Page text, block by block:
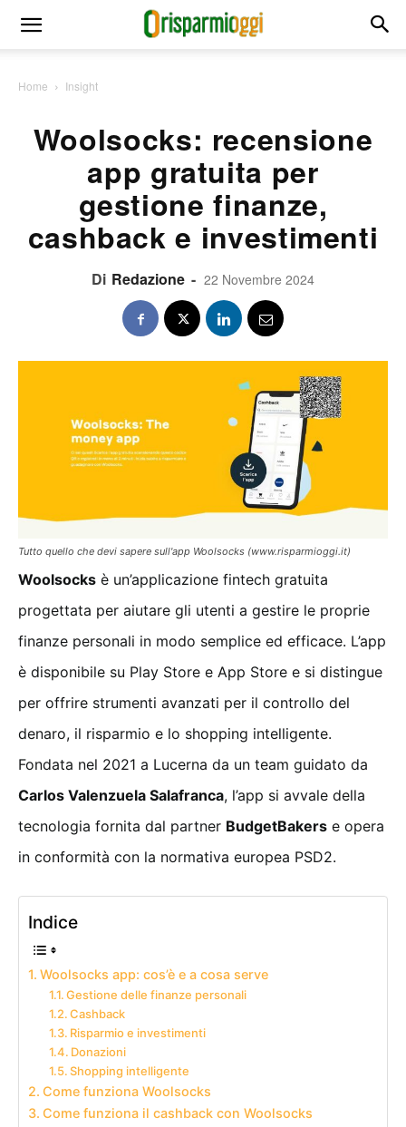
Home Insight
Woolsocks: recensione
app gratuita per
gestione finanze,
cashback e investimenti
Di Redazione - 22 Novembre 2024
Tutto quello che devi sapere sull'app Woolsocks (www.risparmioggi.it)
Woolsocks è un’applicazione fintech gratuita
progettata per aiutare gli utenti a gestire le proprie
finanze personali in modo semplice ed efficace. L’app
è disponibile su Play Store e App Store e si distingue
per offrire strumenti avanzati per il controllo del
denaro, il risparmio e lo shopping intelligente.
Fondata nel 2021 a Lucerna da un team guidato da
Carlos Valenzuela Salafranca, l’app si avvale della
tecnologia fornita dal partner BudgetBakers e opera
in conformità con la normativa europea PSD2.
Indice
Woolsocks app: cos’è e a cosa serve
Gestione delle finanze personali
Cashback
Risparmio e investimenti
Donazioni
Shopping intelligente
Come funziona Woolsocks
Come funziona il cashback con Woolsocks